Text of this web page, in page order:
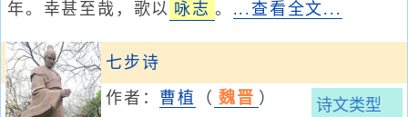
年。幸甚至哉，歌以 咏志 。 ...查看全文...
七步诗
诗文类型
作者： 曹植 （ 魏晋 ）